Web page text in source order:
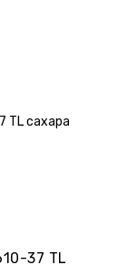
37 TL